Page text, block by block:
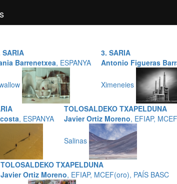
SARIA
Barrenetxea, ESPANYA
3. SARIA
Antonio Figueras
Ximeneies
, ESPANYA
TOLOSALDEKO TXAPELDUNA
Javier Ortiz Moreno, EFIAP,
Salinas
TOLOSALDEKO TXAPELDUNA
Javier Ortiz Moreno, EFIAP, MCEF(oro), PAÍS BASC